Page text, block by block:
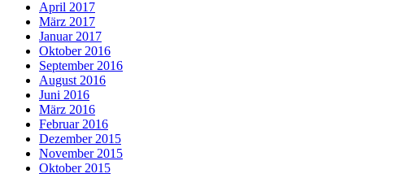
April 2017
März 2017
Januar 2017
Oktober 2016
September 2016
August 2016
Juni 2016
März 2016
Februar 2016
Dezember 2015
November 2015
Oktober 2015